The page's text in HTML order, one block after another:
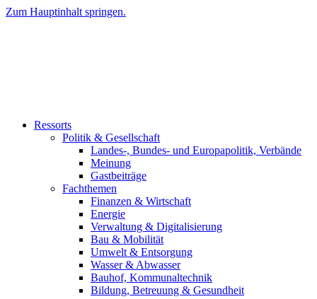
Zum Hauptinhalt springen.
Ressorts
Politik & Gesellschaft
Landes-, Bundes- und Europapolitik, Verbände
Meinung
Gastbeiträge
Fachthemen
Finanzen & Wirtschaft
Energie
Verwaltung & Digitalisierung
Bau & Mobilität
Umwelt & Entsorgung
Wasser & Abwasser
Bauhof, Kommunaltechnik
Bildung, Betreuung & Gesundheit